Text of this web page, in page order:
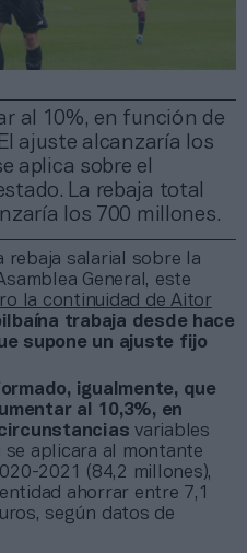
al 10%, en función de
ajuste alcanzaría los
aplica sobre el
La rebaja total
los 700 millones.
rebaja salarial sobre la
General, este
la continuidad de Aitor
trabaja desde hace
supone un ajuste fijo
igualmente, que
al 10,3%, en
variables
se aplicara al montante
2021 (84,2 millones),
ahorrar entre 7,1
según datos de